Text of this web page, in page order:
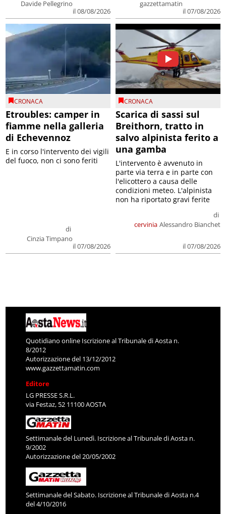
Davide Pellegrino
il 08/08/2026
gazzettamatin
il 07/08/2026
CRONACA
Etroubles: camper in
fiamme nella galleria
di Echevennoz
di
Cinzia Timpano
il 07/08/2026
E in corso l'intervento dei vigili
del fuoco, non ci sono feriti
CRONACA
Scarica di sassi sul
Breithorn, tratto in
salvo alpinista ferito a
una gamba
cervinia
di
Alessandro Bianchet
il 07/08/2026
L'intervento è avvenuto in
parte via terra e in parte con
l'elicottero a causa delle
condizioni meteo. L'alpinista
non ha riportato gravi ferite
Quotidiano online Iscrizione al Tribunale di Aosta n.
8/2012
Autorizzazione del 13/12/2012
www.gazzettamatin.com
Editore
LG PRESSE S.R.L.
via Festaz, 52 11100 AOSTA
Settimanale del Lunedì. Iscrizione al Tribunale di Aosta n.
9/2002
Autorizzazione del 20/05/2002
Settimanale del Sabato. Iscrizione al Tribunale di Aosta n.4
del 4/10/2016